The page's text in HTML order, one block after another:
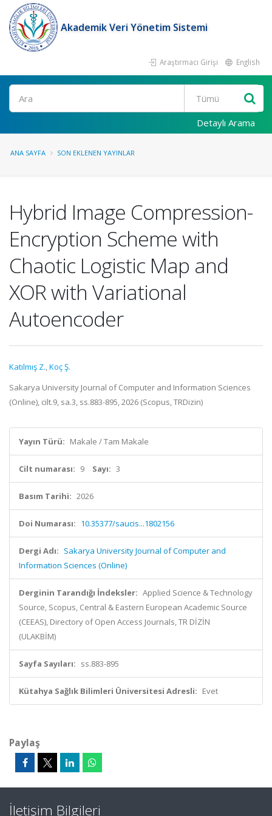
Akademik Veri Yönetim Sistemi
Araştırmacı Girişi English
Ara
Detaylı Arama
ANA SAYFA SON EKLENEN YAYINLAR
Hybrid Image Compression-
Encryption Scheme with
Chaotic Logistic Map and
XOR with Variational
Autoencoder
Katılmış Z.,Koç Ş.
Sakarya University Journal of Computer and Information Sciences
(Online), cilt.9, sa.3, ss.883-895, 2026 (Scopus, TRDizin)
Yayın Türü: Makale / Tam Makale
Cilt numarası: 9 Sayı: 3
Basım Tarihi: 2026
Doi Numarası: 10.35377/saucis...1802156
Dergi Adı: Sakarya University Journal of Computer and
Information Sciences (Online)
Derginin Tarandığı İndeksler: Applied Science & Technology
Source, Scopus, Central & Eastern European Academic Source
(CEEAS), Directory of Open Access Journals, TR DİZİN
(ULAKBİM)
Sayfa Sayıları: ss.883-895
Kütahya Sağlık Bilimleri Üniversitesi Adresli: Evet
Paylaş
İletişim Bilgileri